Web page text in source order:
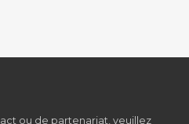
ou de partenariat, veuillez